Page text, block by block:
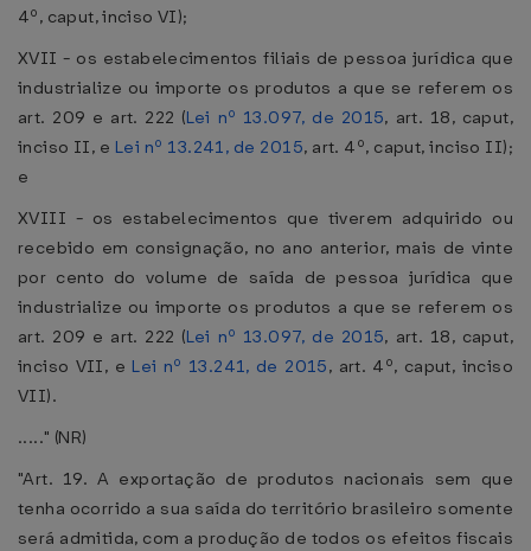
4º, caput, inciso VI);
XVII - os estabelecimentos filiais de pessoa jurídica que
industrialize ou importe os produtos a que se referem os
art. 209 e art. 222 (Lei nº 13.097, de 2015, art. 18, caput,
inciso II, e Lei nº 13.241, de 2015, art. 4º, caput, inciso II);
e
XVIII - os estabelecimentos que tiverem adquirido ou
recebido em consignação, no ano anterior, mais de vinte
por cento do volume de saída de pessoa jurídica que
industrialize ou importe os produtos a que se referem os
art. 209 e art. 222 (Lei nº 13.097, de 2015, art. 18, caput,
inciso VII, e Lei nº 13.241, de 2015, art. 4º, caput, inciso
VII).
....." (NR)
"Art. 19. A exportação de produtos nacionais sem que
tenha ocorrido a sua saída do território brasileiro somente
será admitida, com a produção de todos os efeitos fiscais